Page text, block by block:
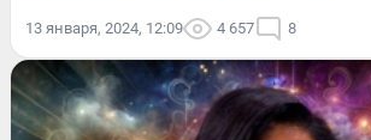
13 января, 2024, 12:09 4 657 8